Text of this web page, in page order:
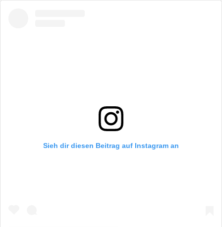
Sieh dir diesen Beitrag auf Instagram an